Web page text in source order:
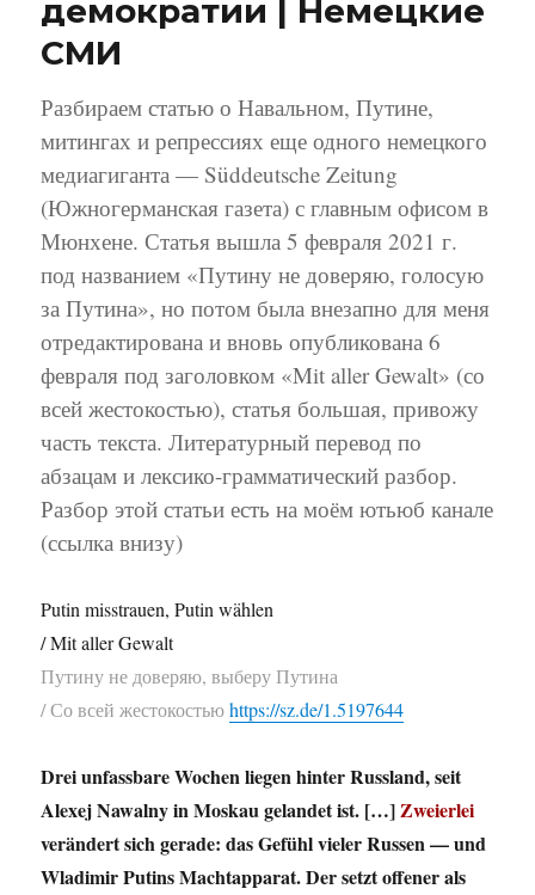
демократии | Немецкие
СМИ
Разбираем статью о Навальном, Путине,
митингах и репрессиях еще одного немецкого
медиагиганта — Süddeutsche Zeitung
(Южногерманская газета) с главным офисом в
Мюнхене. Статья вышла 5 февраля 2021 г.
под названием «Путину не доверяю, голосую
за Путина», но потом была внезапно для меня
отредактирована и вновь опубликована 6
февраля под заголовком «Mit aller Gewalt» (со
всей жестокостью), статья большая, привожу
часть текста. Литературный перевод по
абзацам и лексико-грамматический разбор.
Разбор этой статьи есть на моём ютьюб канале
(ссылка внизу)
Putin misstrauen, Putin wählen
/ Mit aller Gewalt
Путину не доверяю, выберу Путина
/ Со всей жестокостью https://sz.de/1.5197644
Drei unfassbare Wochen liegen hinter Russland, seit
Alexej Nawalny in Moskau gelandet ist. […]Zweierlei
verändert sich gerade: das Gefühl vieler Russen — und
Wladimir Putins Machtapparat. Der setzt offener als